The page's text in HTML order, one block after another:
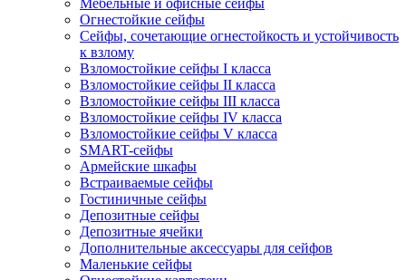
Мебельные и офисные сейфы
Огнестойкие сейфы
Сейфы, сочетающие огнестойкость и устойчивость
к взлому
Взломостойкие сейфы I класса
Взломостойкие сейфы II класса
Взломостойкие сейфы III класса
Взломостойкие сейфы IV класса
Взломостойкие сейфы V класса
SMART-сейфы
Армейские шкафы
Встраиваемые сейфы
Гостиничные сейфы
Депозитные сейфы
Депозитные ячейки
Дополнительные аксессуары для сейфов
Маленькие сейфы